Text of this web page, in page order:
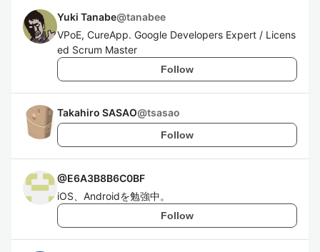
Yuki Tanabe@tanabee
VPoE, CureApp. Google Developers Expert / Licens
ed Scrum Master
Follow
Takahiro SASAO@tsasao
Follow
@E6A3B8B6C0BF
iOS、Androidを勉強中。
Follow